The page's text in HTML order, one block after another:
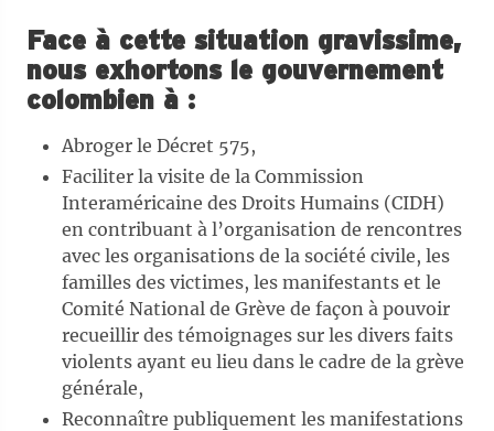
Face à cette situation gravissime,
nous exhortons le gouvernement
colombien à :
Abroger le Décret 575,
Faciliter la visite de la Commission
Interaméricaine des Droits Humains (CIDH)
en contribuant à l’organisation de rencontres
avec les organisations de la société civile, les
familles des victimes, les manifestants et le
Comité National de Grève de façon à pouvoir
recueillir des témoignages sur les divers faits
violents ayant eu lieu dans le cadre de la grève
générale,
Reconnaître publiquement les manifestations